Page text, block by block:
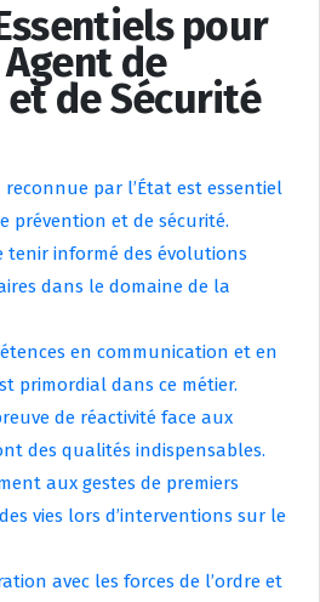
pour
de
de Sécurité
par l’État est essentiel
prévention et de sécurité.
tenir informé des évolutions
dans le domaine de la
en communication et en
primordial dans ce métier.
de réactivité face aux
des qualités indispensables.
aux gestes de premiers
vies lors d’interventions sur le
avec les forces de l’ordre et